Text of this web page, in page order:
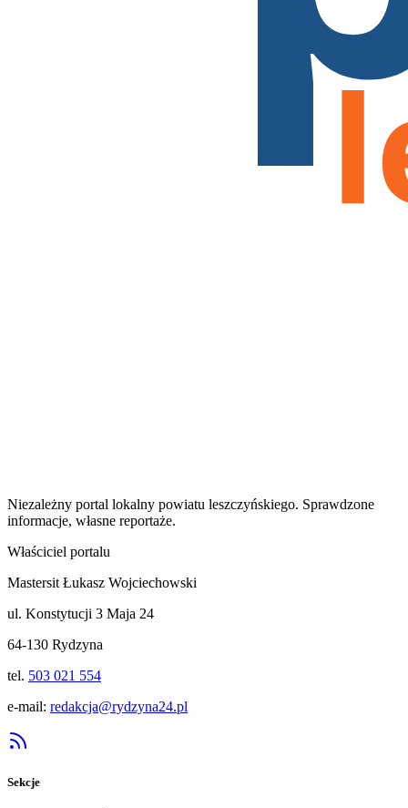
Niezależny portal lokalny powiatu leszczyńskiego. Sprawdzone
informacje, własne reportaże.
Właściciel portalu
Mastersit Łukasz Wojciechowski
ul. Konstytucji 3 Maja 24
64-130 Rydzyna
tel. 503 021 554
e-mail: redakcja@rydzyna24.pl
Sekcje